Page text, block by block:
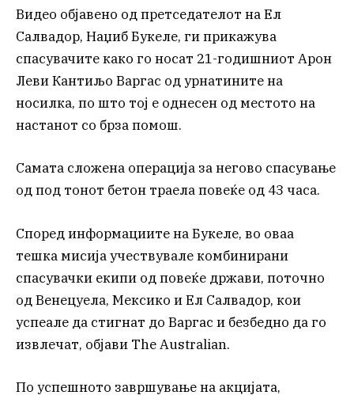
Видео објавено од претседателот на Ел
Салвадор, Наџиб Букеле, ги прикажува
спасувачите како го носат 21-годишниот Арон
Леви Кантиљо Варгас од урнатините на
носилка, по што тој е однесен од местото на
настанот со брза помош.
Самата сложена операција за негово спасување
од под тонот бетон траела повеќе од 43 часа.
Според информациите на Букеле, во оваа
тешка мисија учествувале комбинирани
спасувачки екипи од повеќе држави, поточно
од Венецуела, Мексико и Ел Салвадор, кои
успеале да стигнат до Варгас и безбедно да го
извлечат, објави The Australian.
По успешното завршување на акцијата,